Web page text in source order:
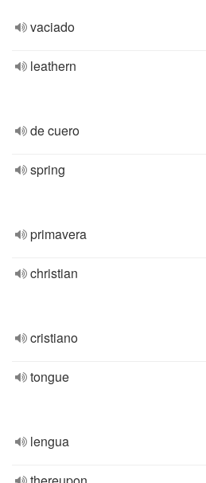
vaciado
leathern
de cuero
spring
primavera
christian
cristiano
tongue
lengua